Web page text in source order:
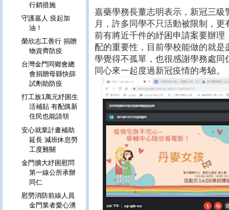
嘉藥學務長董志明表示，新冠三
月，許多同學不只活動被限制，
前有將近千件的紓困申請案要辦
配的重要性，目前學校能做的就
學覺得不孤單，也很感謝學務處
同心來一起度過新冠疫情的考驗。
行銷措施
守護嘉人 疫起加
油！
榮欣志工善行 捐贈
物資齊防疫
台灣金門同鄉會總
會捐贈母縣快篩
試劑助防疫
打工族1萬元紓困生
活補貼 有配偶新
住民也能請領
安心就業計畫補助
延長 減班休息勞
工度難關
金門擴大紓困慰問
第一線公所承辦
同仁
慰勞消防前線人員
金門業者愛心湧